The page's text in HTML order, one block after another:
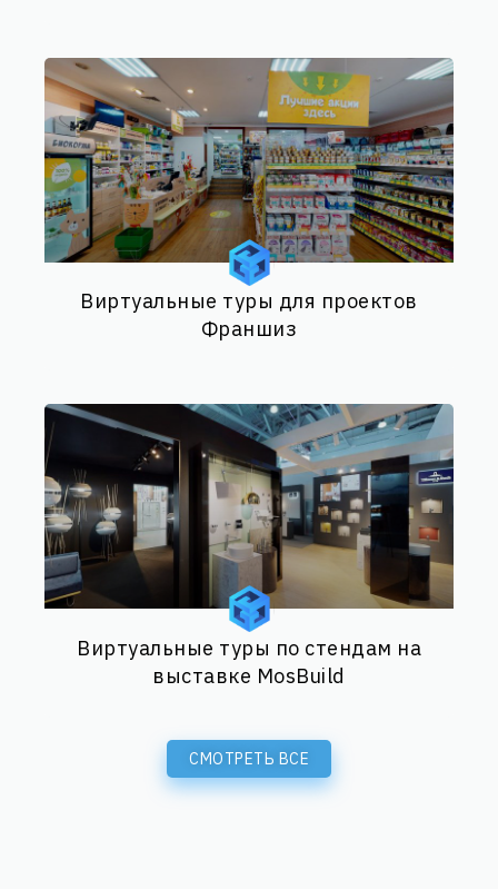
Виртуальные туры для проектов
Франшиз
Виртуальные туры по стендам на
выставке MosBuild
СМОТРЕТЬ ВСЕ